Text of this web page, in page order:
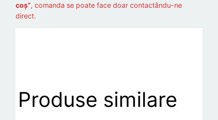
coș”, comanda se poate face doar contactându-ne
direct.
Produse similare